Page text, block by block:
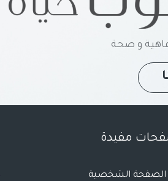
و صحة
مفيدة
الصفحة الشخصية